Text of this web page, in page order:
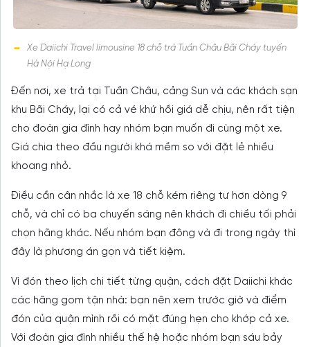
Xe Daiichi Travel limousine 18 chỗ trả Tuần Châu Bãi Cháy tuyến
Hà Nội Hạ Long
Đến nơi, xe trả tại Tuần Châu, cảng Sun và các khách sạn
khu Bãi Cháy, lại có cả vé khứ hồi giá dễ chịu, nên rất tiện
cho đoàn gia đình hay nhóm bạn muốn đi cùng một xe.
Giá chia theo đầu người khá mềm so với đặt lẻ nhiều
khoang nhỏ.
Điều cần cân nhắc là xe 18 chỗ kém riêng tư hơn dòng 9
chỗ, và chỉ có ba chuyến sáng nên khách đi chiều tối phải
chọn hãng khác. Nếu nhóm bạn đông và đi trong ngày thì
đây là phương án gọn và tiết kiệm.
Vì đón theo lịch chi tiết từng quận, cách đặt Daiichi khác
các hãng gom tận nhà: bạn nên xem trước giờ và điểm
đón của quận mình rồi có mặt đúng hẹn cho khớp cả xe.
Với đoàn gia đình nhiều thế hệ hoặc nhóm bạn sáu bảy